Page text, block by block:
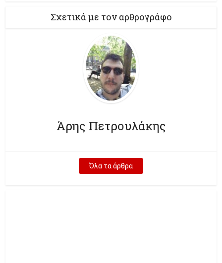
Σχετικά με τον αρθρογράφο
Άρης Πετρουλάκης
Όλα τα άρθρα